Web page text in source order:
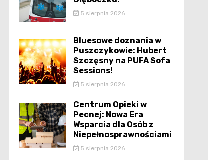
5 sierpnia 2026
Bluesowe doznania w
Puszczykowie: Hubert
Szczęsny na PUFA Sofa
Sessions!
5 sierpnia 2026
Centrum Opieki w
Pecnej: Nowa Era
Wsparcia dla Osób z
Niepełnosprawnościami
5 sierpnia 2026